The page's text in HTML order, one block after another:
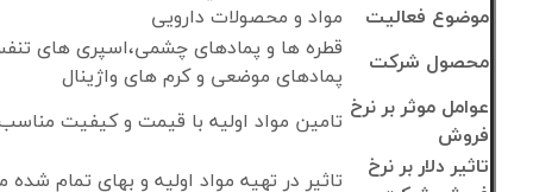
موضوع فعالیت
مواد و محصولات دارویی
محصول شرکت
قطره ها و پمادهای چشمی،اسپری های
پمادهای موضعی و کرم های واژینال
عوامل موثر بر نرخ
فروش
تامین مواد اولیه با قیمت و کیفیت
تاثیر دلار بر نرخ
تاثیر در تهیه مواد اولیه و بهای تمام